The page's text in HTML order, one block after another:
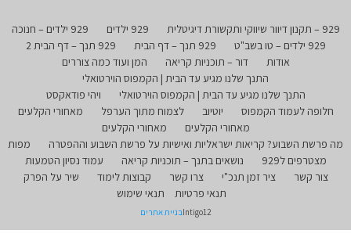
929 – תקנון דיוור שיווקי ותקשורת דיגיטלית 929 ילדים
929 ילדים – חנוכה
929 ילדים – טו בשב"ט
929 תנך – דף הבית
929 תנך – דף הבית 2
אודות
דור – תוכניות קריאה
המן ועוד כמה צוררים
התנך שלנו מגיע עד הבית | הקמפוס הוירטואלי
התנך שלנו מגיע עד הבית | הקמפוס הוירטואלי
ויהי פודאקסט
חלופה לעמוד הקמפוס
יוטיוב לצמוח מתוך הערפל
מאחורי הקלעים
מאחורי הקלעים
מאחורי הקלעים
מה פרשת השבוע? קריאות ישראליות ואישיות על פרשת השבוע וההפטרה
מפות
מצטרפים ל929
נושאים בתנך – תוכניות קריאה
עמוד נסיון הטמעות
צור קשר
ציר זמן תנכ"י צרו קשר קבוצות לימוד
שיר על הפרק
תנאי פרטיות
תנאי שימוש
Intigo12בניית אתרים